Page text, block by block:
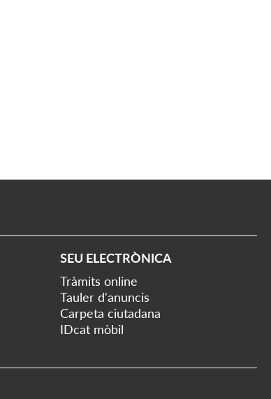
SEU ELECTRÒNICA
Tràmits online
Tauler d'anuncis
Carpeta ciutadana
IDcat mòbil